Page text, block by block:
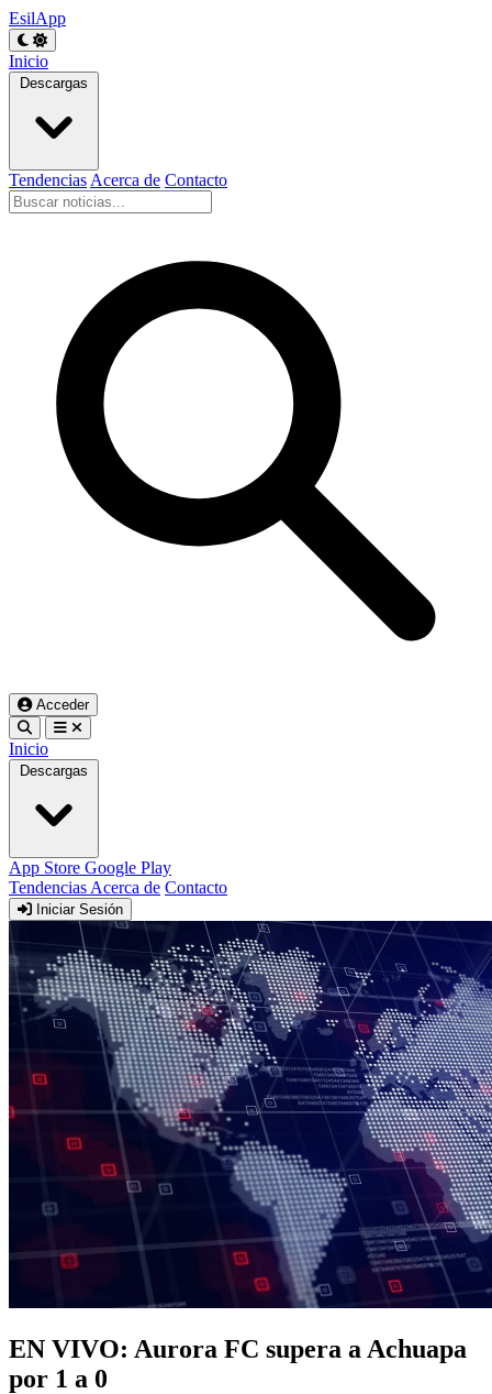
EsilApp
Inicio
Descargas
Tendencias Acerca de Contacto
Acceder
Inicio
Descargas
App Store Google Play
Tendencias Acerca de Contacto
Iniciar Sesión
EN VIVO: Aurora FC supera a Achuapa
por 1 a 0